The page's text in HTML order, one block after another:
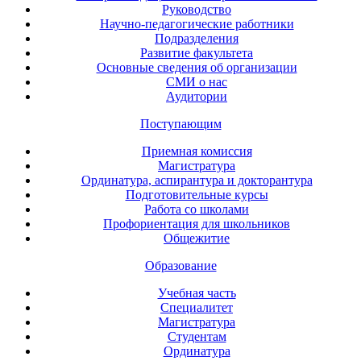
Руководство
Научно-педагогические работники
Подразделения
Развитие факультета
Основные сведения об организации
СМИ о нас
Аудитории
Поступающим
Приемная комиссия
Магистратура
Ординатура, аспирантура и докторантура
Подготовительные курсы
Работа со школами
Профориентация для школьников
Общежитие
Образование
Учебная часть
Специалитет
Магистратура
Студентам
Ординатура